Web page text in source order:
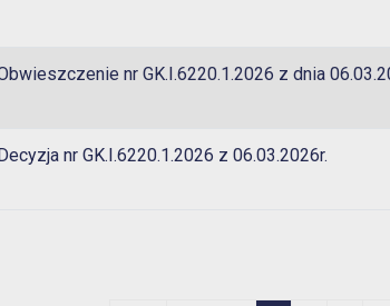
nr GK.I.6220.1.2026 z dnia
nr GK.I.6220.1.2026 z 06.03.2026r.